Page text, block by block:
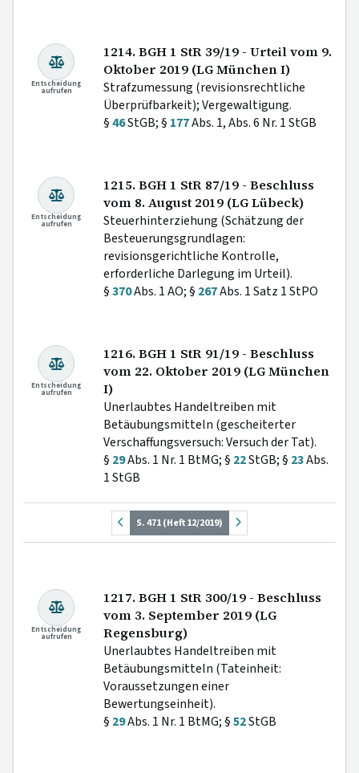
Entscheidung
aufrufen
1214. BGH 1 StR 39/19 - Urteil vom 9.
Oktober 2019 (LG München I)
Strafzumessung (revisionsrechtliche
Überprüfbarkeit); Vergewaltigung.
§46StGB; § 177Abs. 1, Abs. 6 Nr. 1 StGB
Entscheidung
aufrufen
1215. BGH 1 StR 87/19 - Beschluss
vom 8. August 2019 (LG Lübeck)
Steuerhinterziehung (Schätzung der
Besteuerungsgrundlagen:
revisionsgerichtliche Kontrolle,
erforderliche Darlegung im Urteil).
§370Abs. 1 AO; § 267Abs. 1 Satz 1 StPO
Entscheidung
aufrufen
1216. BGH 1 StR 91/19 - Beschluss
vom 22. Oktober 2019 (LG München
I)
Unerlaubtes Handeltreiben mit
Betäubungsmitteln (gescheiterter
Verschaffungsversuch: Versuch der Tat).
§ 29Abs. 1 Nr. 1 BtMG; § 22StGB; § 23Abs.
1 StGB
S. 471 (Heft 12/2019)
Entscheidung
aufrufen
1217. BGH 1 StR 300/19 - Beschluss
vom 3. September 2019 (LG
Regensburg)
Unerlaubtes Handeltreiben mit
Betäubungsmitteln (Tateinheit:
Voraussetzungen einer
Bewertungseinheit).
§ 29Abs. 1 Nr. 1 BtMG; §52StGB